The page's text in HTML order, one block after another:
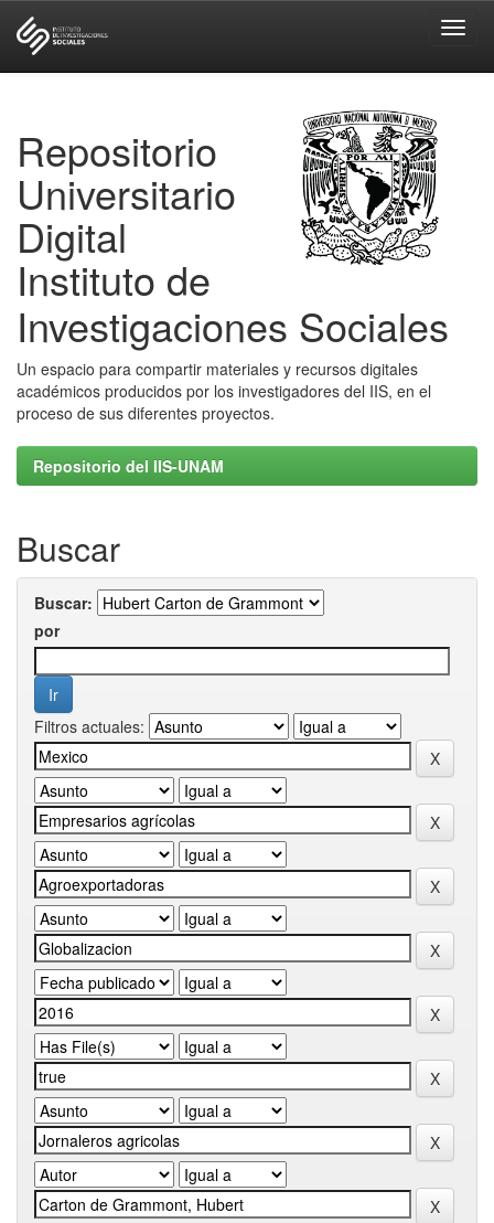
Repositorio
Universitario
Digital
Instituto de
Investigaciones Sociales
Un espacio para compartir materiales y recursos digitales
académicos producidos por los investigadores del IIS, en el
proceso de sus diferentes proyectos.
Repositorio del IIS-UNAM
Buscar
Buscar:
por
Filtros actuales: